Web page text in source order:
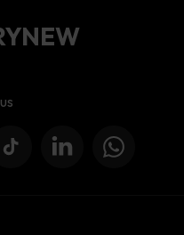
TikTok LinkedInWhatsApp